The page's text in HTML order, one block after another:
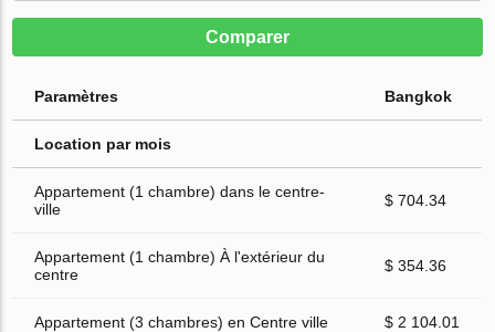
Comparer
Paramètres Bangkok
Location par mois
Appartement (1 chambre) dans le centre-
ville
$ 704.34
Appartement (1 chambre) À l'extérieur du
centre
$ 354.36
Appartement (3 chambres) en Centre ville $ 2 104.01